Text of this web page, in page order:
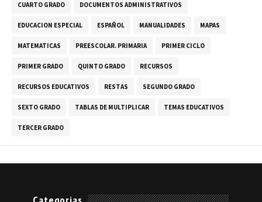
CUARTO GRADO DOCUMENTOS ADMINISTRATIVOS
EDUCACION ESPECIAL ESPAÑOL MANUALIDADES MAPAS
MATEMATICAS PREESCOLAR. PRIMARIA PRIMER CICLO
PRIMER GRADO QUINTO GRADO RECURSOS
RECURSOS EDUCATIVOS RESTAS SEGUNDO GRADO
SEXTO GRADO TABLAS DE MULTIPLICAR TEMAS EDUCATIVOS
TERCER GRADO